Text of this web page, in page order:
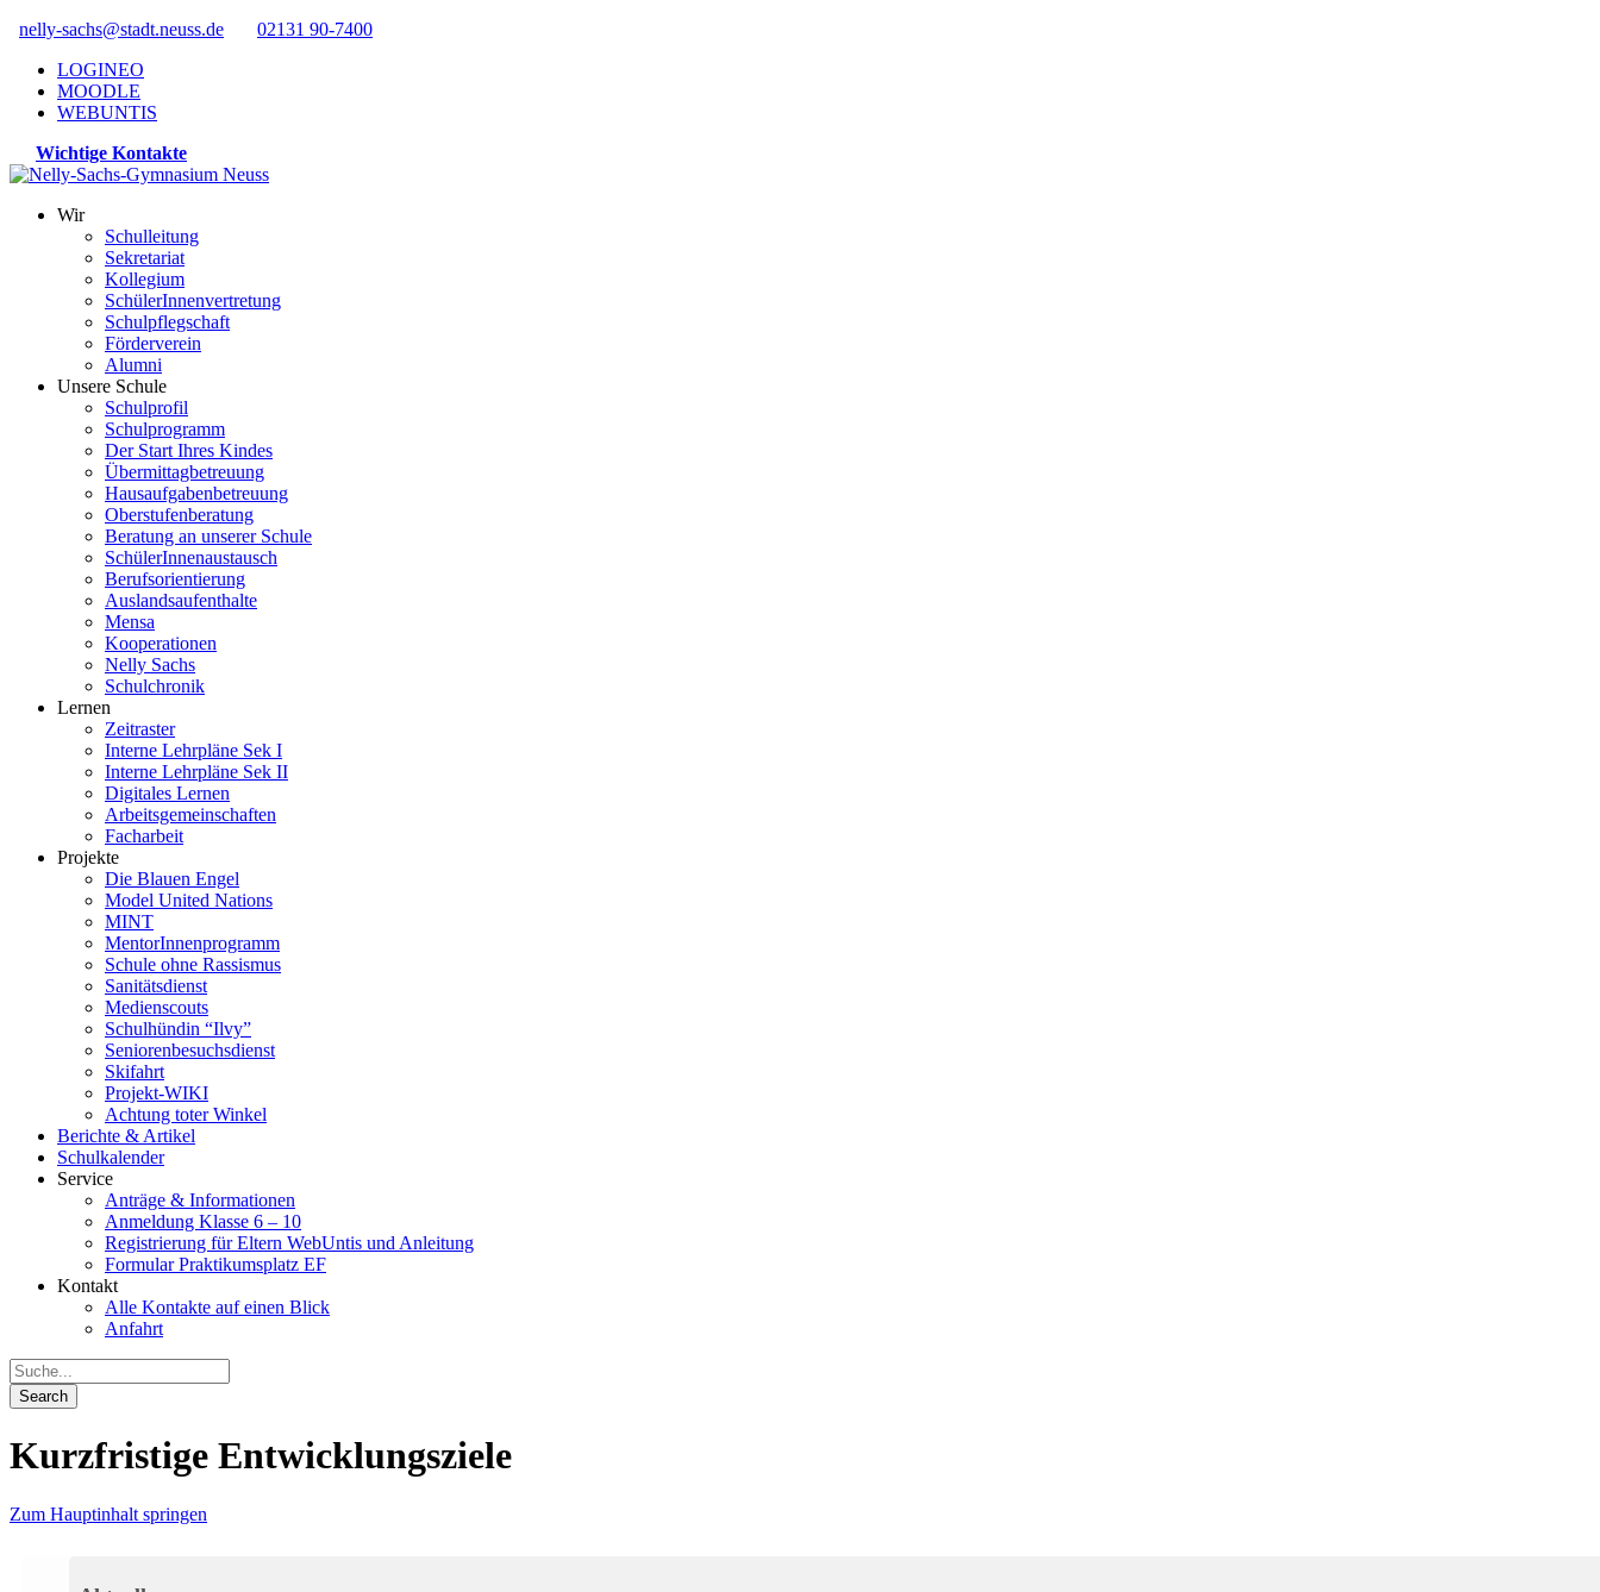
nelly-sachs@stadt.neuss.de
02131 90-7400
LOGINEO
MOODLE
WEBUNTIS
Wichtige Kontakte
Wir
Schulleitung
Sekretariat
Kollegium
SchülerInnenvertretung
Schulpflegschaft
Förderverein
Alumni
Unsere Schule
Schulprofil
Schulprogramm
Der Start Ihres Kindes
Übermittagbetreuung
Hausaufgabenbetreuung
Oberstufenberatung
Beratung an unserer Schule
SchülerInnenaustausch
Berufsorientierung
Auslandsaufenthalte
Mensa
Kooperationen
Nelly Sachs
Schulchronik
Lernen
Zeitraster
Interne Lehrpläne Sek I
Interne Lehrpläne Sek II
Digitales Lernen
Arbeitsgemeinschaften
Facharbeit
Projekte
Die Blauen Engel
Model United Nations
MINT
MentorInnenprogramm
Schule ohne Rassismus
Sanitätsdienst
Medienscouts
Schulhündin “Ilvy”
Seniorenbesuchsdienst
Skifahrt
Projekt-WIKI
Achtung toter Winkel
Berichte & Artikel
Schulkalender
Service
Anträge & Informationen
Anmeldung Klasse 6 – 10
Registrierung für Eltern WebUntis und Anleitung
Formular Praktikumsplatz EF
Kontakt
Alle Kontakte auf einen Blick
Anfahrt
Kurzfristige Entwicklungsziele
Zum Hauptinhalt springen